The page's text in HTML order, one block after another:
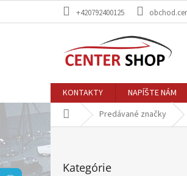
+420792400125
KONTAKTY NAPÍŠTE NÁM
DomovPredávané značky
B
o
č
kategórie
Kategórie